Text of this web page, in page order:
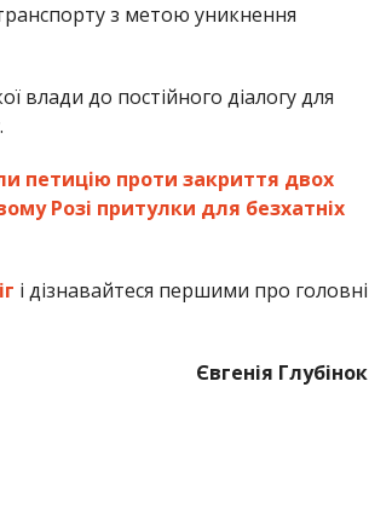
з метою уникнення
влади до постійного діалогу для
петицію проти закриття двох
Розі притулки для безхатніх
і дізнавайтеся першими про головні
Євгенія Глубінок